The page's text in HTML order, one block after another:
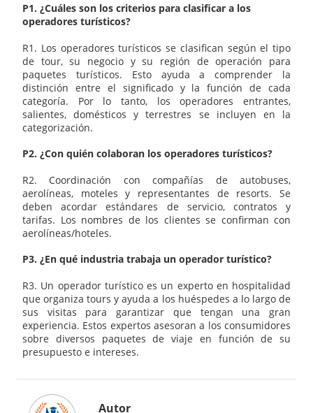
P1. ¿Cuáles son los criterios para clasificar a los
operadores turísticos?
R1. Los operadores turísticos se clasifican según el tipo
de tour, su negocio y su región de operación para
paquetes turísticos. Esto ayuda a comprender la
distinción entre el significado y la función de cada
categoría. Por lo tanto, los operadores entrantes,
salientes, domésticos y terrestres se incluyen en la
categorización.
P2. ¿Con quién colaboran los operadores turísticos?
R2. Coordinación con compañías de autobuses,
aerolíneas, moteles y representantes de resorts. Se
deben acordar estándares de servicio, contratos y
tarifas. Los nombres de los clientes se confirman con
aerolíneas/hoteles.
P3. ¿En qué industria trabaja un operador turístico?
R3. Un operador turístico es un experto en hospitalidad
que organiza tours y ayuda a los huéspedes a lo largo de
sus visitas para garantizar que tengan una gran
experiencia. Estos expertos asesoran a los consumidores
sobre diversos paquetes de viaje en función de su
presupuesto e intereses.
Autor